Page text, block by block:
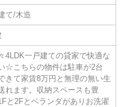
て/木造
4LDK一戸建ての貸家で快適な
☆こちらの物件は駐車が2台
きて家賃8万円と無理の無い生
れます。収納スペースも豊
と2Fとベランダがありお洗濯